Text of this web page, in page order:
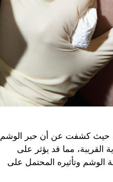
حيث كشفت عن أن حبر الوشم
القريبة، مما قد يؤثر على
الوشم وتأثيره المحتمل على